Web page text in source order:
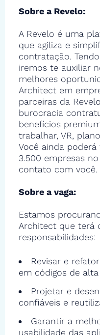
Sobre a Revelo:
A Revelo é uma
que agiliza e
contratação.
iremos te auxiliar
melhores
Architect em
parceiras da
burocracia
benefícios
trabalhar, VR,
Você ainda
3.500 empresas
contato com você.
Sobre a vaga:
Estamos
Architect que terá
responsabilidades:
Revisar e
em códigos de
Projetar e
confiáveis e
Garantir a
usabilidade das